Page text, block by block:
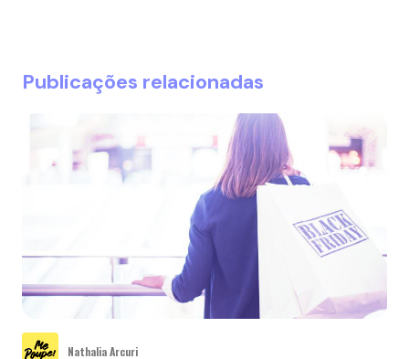
Publicações relacionadas
Nathalia Arcuri